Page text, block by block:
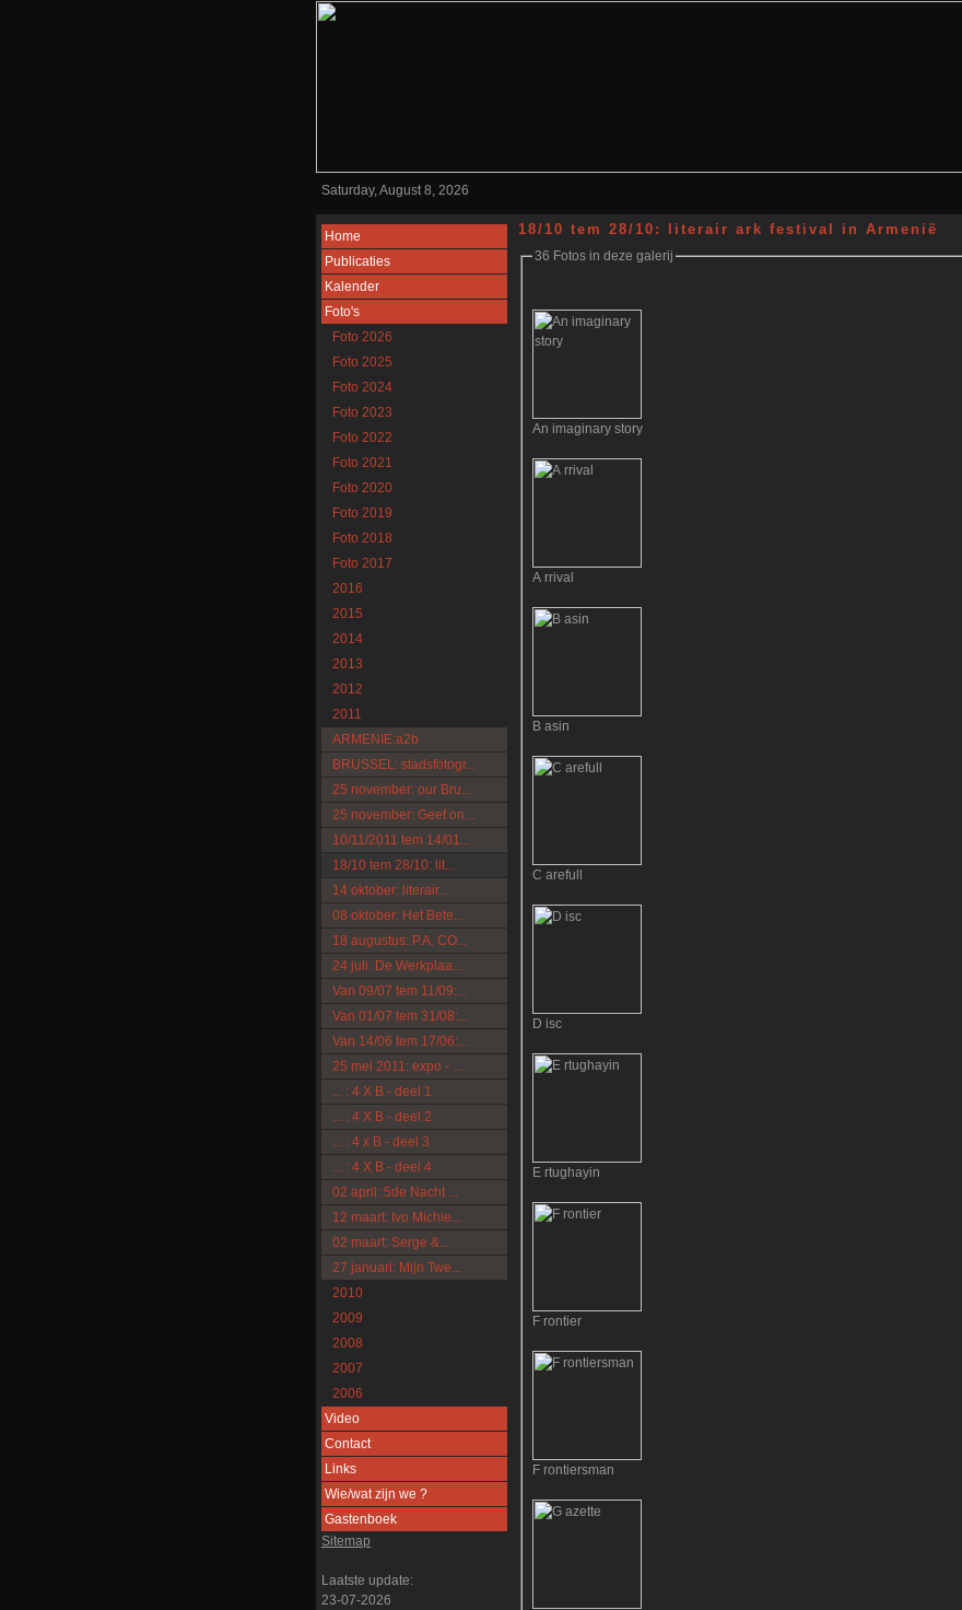
Saturday, August 8, 2026
Home
Publicaties
Kalender
Foto's
Foto 2026
Foto 2025
Foto 2024
Foto 2023
Foto 2022
Foto 2021
Foto 2020
Foto 2019
Foto 2018
Foto 2017
2016
2015
2014
2013
2012
2011
ARMENIE:a2b
BRUSSEL: stadsfotogr...
25 november: our Bru...
25 november: Geef on...
10/11/2011 tem 14/01...
18/10 tem 28/10: lit...
14 oktober: literair...
08 oktober: Het Bete...
18 augustus: P.A. CO...
24 juli: De Werkplaa...
Van 09/07 tem 11/09:...
Van 01/07 tem 31/08:...
Van 14/06 tem 17/06:...
25 mei 2011: expo - ...
... : 4 X B - deel 1
... : 4 X B - deel 2
... : 4 x B - deel 3
... : 4 X B - deel 4
02 april: 5de Nacht ...
12 maart: Ivo Michie...
02 maart: Serge &...
27 januari: Mijn Twe...
2010
2009
2008
2007
2006
Video
Contact
Links
Wie/wat zijn we ?
Gastenboek
Sitemap
Laatste update:
23-07-2026
18/10 tem 28/10: literair ark festival in Armenië
36 Fotos in deze galerij
An imaginary story
A rrival
B asin
C arefull
D isc
E rtughayin
F rontier
F rontiersman